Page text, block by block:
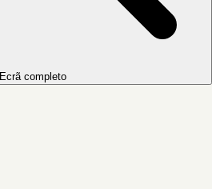
Ecrã completo